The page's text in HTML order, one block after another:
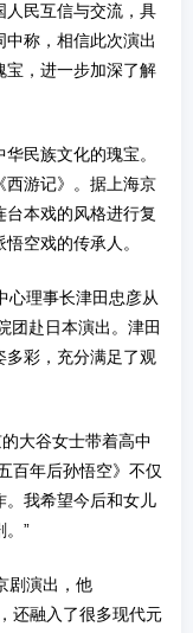
人民互信与交流，具
称，相信此次演出
宝，进一步加深了解
民族文化的瑰宝。
西游记》。据上海京
台本戏的风格进行复
空戏的传承人。
心理事长津田忠彦从
团赴日本演出。津田
多彩，充分满足了观
大谷女士带着高中
百年后孙悟空》不仅
。我希望今后和女儿
。”
剧演出，他
还融入了很多现代元